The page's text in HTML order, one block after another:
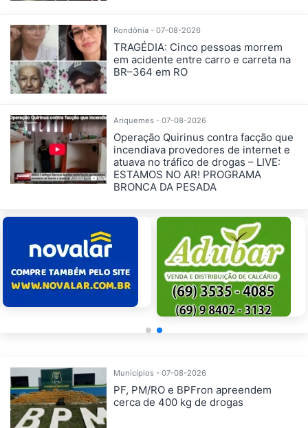
Rondônia - 07-08-2026
TRAGÉDIA: Cinco pessoas morrem
em acidente entre carro e carreta na
BR–364 em RO
Ariquemes - 07-08-2026
Operação Quirinus contra facção que
incendiava provedores de internet e
atuava no tráfico de drogas – LIVE:
ESTAMOS NO AR! PROGRAMA
BRONCA DA PESADA
Municípios - 07-08-2026
PF, PM/RO e BPFron apreendem
cerca de 400 kg de drogas